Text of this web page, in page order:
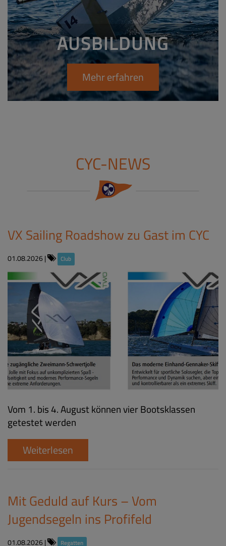
AUSBILDUNG
Mehr erfahren
CYC-NEWS
VX Sailing Roadshow zu Gast im CYC​
01.08.2026| Club
Vom 1. bis 4. August können vier Bootsklassen
getestet werden
Weiterlesen
Mit Geduld auf Kurs – Vom
Jugendsegeln ins Profifeld
01.08.2026| Regatten